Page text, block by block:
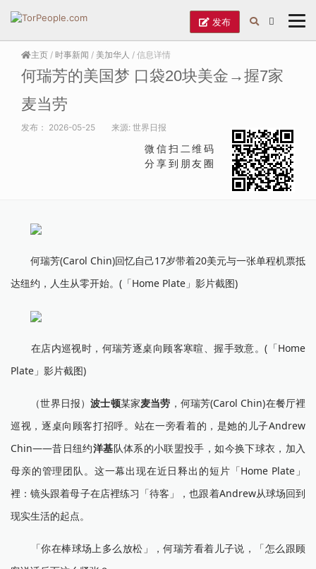
发布
主页 / 时事新闻 / 美加华人 / 信息详情
何瑞芳的美国梦 口袋20块美金→握7家
麦当劳
发布： 2026-05-25 来源: 世界日报
微信扫二维码
分享到朋友圈
何瑞芳(Carol Chin)回忆自己17岁带着20美元与一张单程机票抵
达纽约，人生从零开始。(「Home Plate」影片截图)
在店内巡视时，何瑞芳逐桌向顾客寒暄、握手致意。(「Home
Plate」影片截图)
（世界日报）波士顿某家麦当劳 ，何瑞芳(Carol Chin)在餐厅裡
巡视，逐桌向顾客打招呼。站在一旁看着的，是她的儿子Andrew
Chin——昔日纽约洋基队体系的小联盟投手，如今换下球衣，加入
母亲的管理团队。这一幕出现在近日释出的短片「Home Plate」
裡：镜头跟着母子在店裡练习「待客」，也跟着Andrew从球场回到
现实生活的起点。
「你在棒球场上多么放松」，何瑞芳看着儿子说，「怎么跟顾